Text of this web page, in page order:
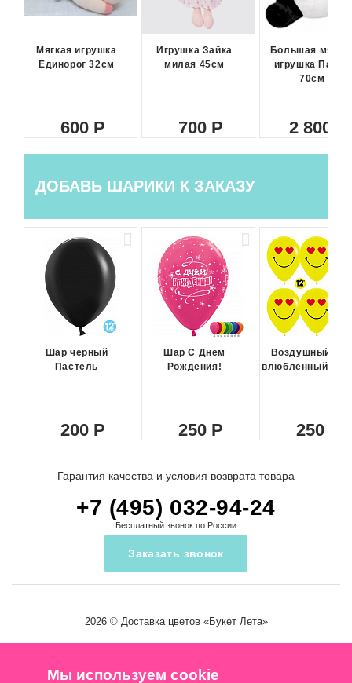
Мягкая игрушка
Единорог 32см
600
Игрушка Зайка
милая 45см
700
Большая
игрушка Панда
70см
2 800
ДОБАВЬ ШАРИКИ К ЗАКАЗУ
Шар черный
Пастель
200
Шар С Днем
Рождения!
250
Воздушный
влюбленный
250
Гарантия качества и условия возврата товара
+7 (495) 032-94-24
Бесплатный звонок по России
Заказать звонок
2026 © Доставка цветов«Букет Лета»
Мы используем cookie